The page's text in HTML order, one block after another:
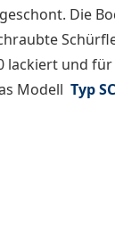
Die
und
Modell Typ